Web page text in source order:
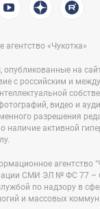
«Чукотка»
опубликованные на
с российским и
видео и
разрешения
наличие активной
агентство
СМИ ЭЛ № ФС 77 –
по надзору в
и массовых